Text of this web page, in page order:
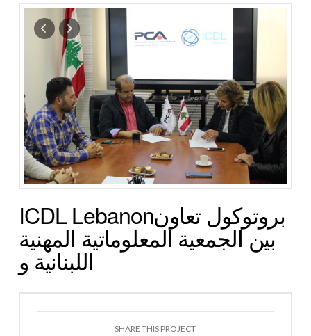
ICDL Lebanonبروتوكول تعاون
بين الجمعية المعلوماتية المهنية
اللبنانية و
SHARE THIS PROJECT